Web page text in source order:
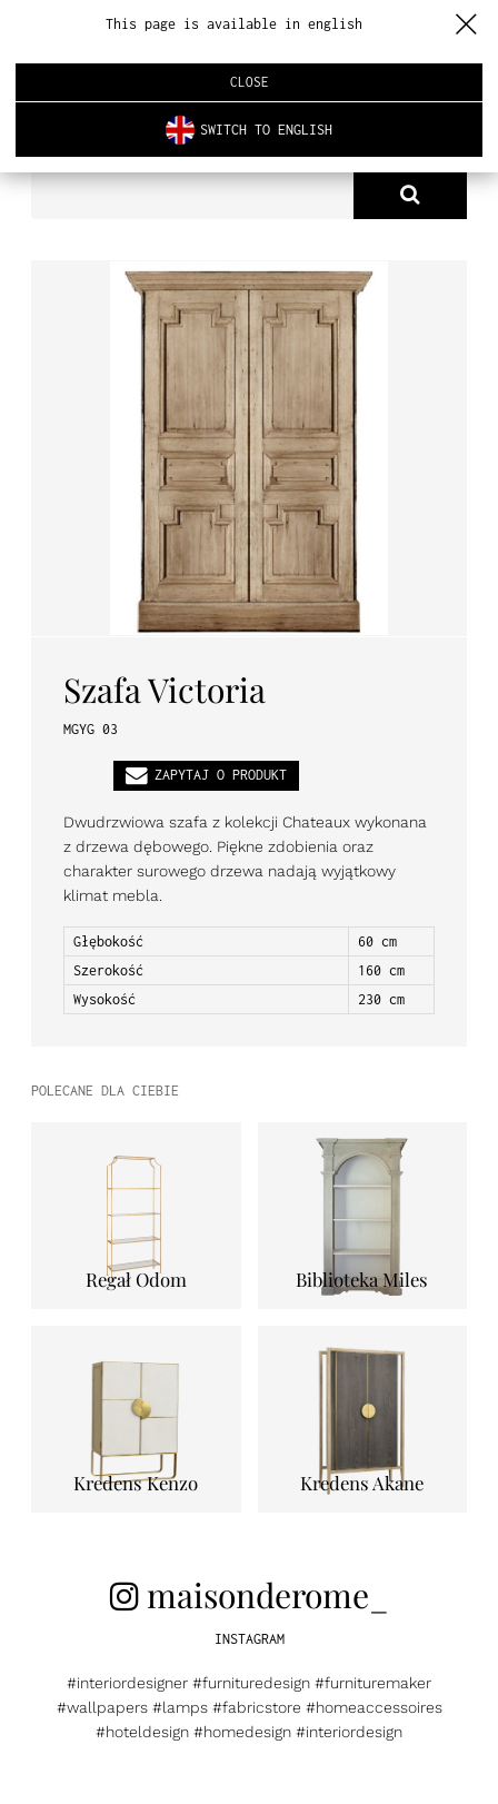
O NAS
NOWOŚCI
ARCHITEKTURA WNĘTRZ
REALIZACJE
AKTUALNOŚCI
EN
SZAFA VICTORIA
Szafa Victoria
MGYG 03
ZAPYTAJ O PRODUKT
Dwudrzwiowa szafa z kolekcji Chateaux wykonana
z drzewa dębowego. Piękne zdobienia oraz
charakter surowego drzewa nadają wyjątkowy
klimat mebla.
Głębokość
60 cm
Szerokość
160 cm
Wysokość
230 cm
POLECANE DLA CIEBIE
Regał Odom Biblioteka Miles
Kredens Kenzo Kredens Akane
maisonderome_
INSTAGRAM
#interiordesigner #furnituredesign #furnituremaker
#wallpapers #lamps #fabricstore #homeaccessoires
#hoteldesign #homedesign #interiordesign
This page is available in english
CLOSE
SWITCH TO ENGLISH